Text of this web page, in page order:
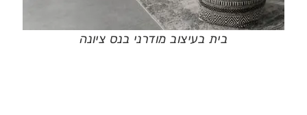
בית בעיצוב מודרני בנס ציונה